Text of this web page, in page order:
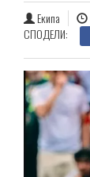
Екипа
СПОДЕЛИ: